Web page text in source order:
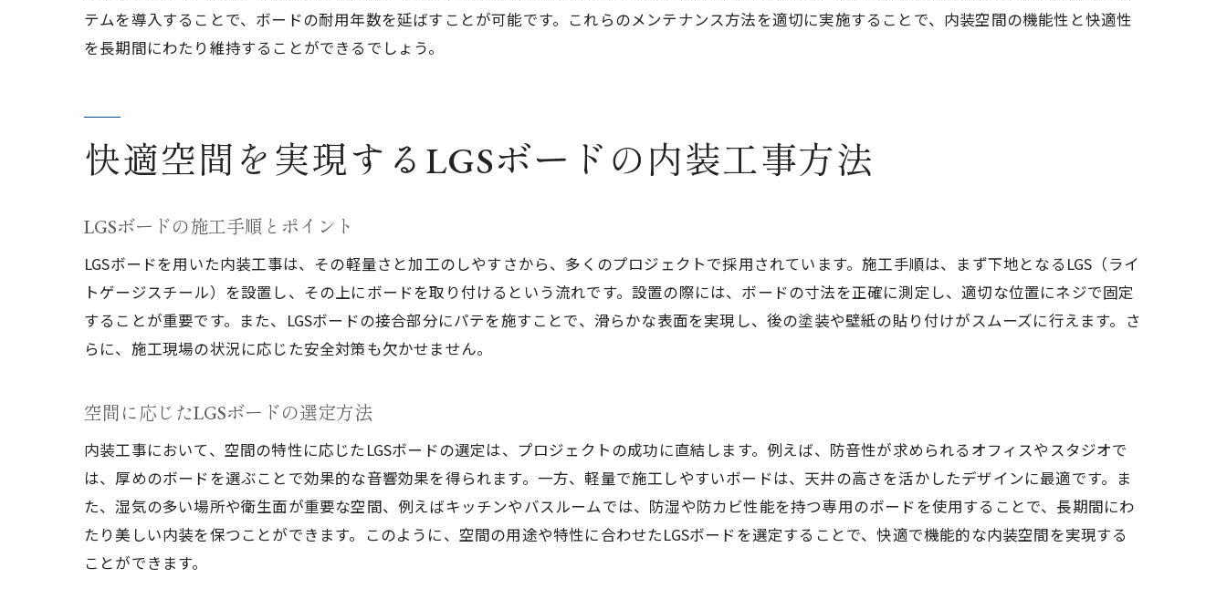
LGSボード施工で時間を短縮するテクニック
LGSボードの施工ミスを防ぐための注意点
LGSボードを使った空間のリフォーム事例
プロが使うLGSボードの工具とその使い方
LGSボードを使った空間デザインの秘訣
効率的なLGSボード施工でのトラブルシューティング
テムを導入することで、ボードの耐用年数を延ばすことが可能です。これらのメンテナンス方法を適切に実施することで、内装空間の機能性と快適性
を長期間にわたり維持することができるでしょう。
快適空間を実現するLGSボードの内装工事方法
LGSボードの施工手順とポイント
LGSボードを用いた内装工事は、その軽量さと加工のしやすさから、多くのプロジェクトで採用されています。施工手順は、まず下地となるLGS（ライ
トゲージスチール）を設置し、その上にボードを取り付けるという流れです。設置の際には、ボードの寸法を正確に測定し、適切な位置にネジで固定
することが重要です。また、LGSボードの接合部分にパテを施すことで、滑らかな表面を実現し、後の塗装や壁紙の貼り付けがスムーズに行えます。さ
らに、施工現場の状況に応じた安全対策も欠かせません。
空間に応じたLGSボードの選定方法
内装工事において、空間の特性に応じたLGSボードの選定は、プロジェクトの成功に直結します。例えば、防音性が求められるオフィスやスタジオで
は、厚めのボードを選ぶことで効果的な音響効果を得られます。一方、軽量で施工しやすいボードは、天井の高さを活かしたデザインに最適です。ま
た、湿気の多い場所や衛生面が重要な空間、例えばキッチンやバスルームでは、防湿や防カビ性能を持つ専用のボードを使用することで、長期間にわ
たり美しい内装を保つことができます。このように、空間の用途や特性に合わせたLGSボードを選定することで、快適で機能的な内装空間を実現する
ことができます。